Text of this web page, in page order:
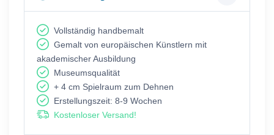
Vollständig handbemalt
Gemalt von europäischen Künstlern mit
akademischer Ausbildung
Museumsqualität
+ 4 cm Spielraum zum Dehnen
Erstellungszeit: 8-9 Wochen
Kostenloser Versand!